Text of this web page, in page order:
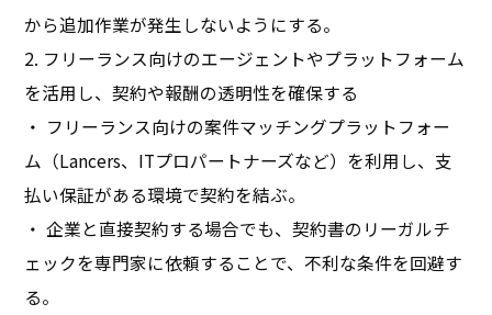
から追加作業が発生しないようにする。
2. フリーランス向けのエージェントやプラットフォーム
を活用し、契約や報酬の透明性を確保する
・ フリーランス向けの案件マッチングプラットフォー
ム（Lancers、ITプロパートナーズなど）を利用し、支
払い保証がある環境で契約を結ぶ。
・ 企業と直接契約する場合でも、契約書のリーガルチ
ェックを専門家に依頼することで、不利な条件を回避す
る。